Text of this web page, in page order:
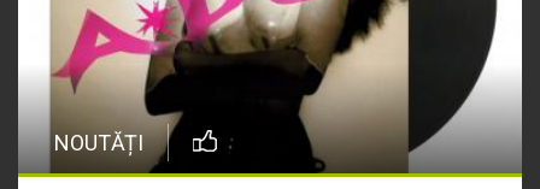
NOUTĂȚI